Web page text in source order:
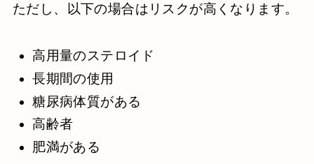
ただし、以下の場合はリスクが高くなります。
高用量のステロイド
長期間の使用
糖尿病体質がある
高齢者
肥満がある